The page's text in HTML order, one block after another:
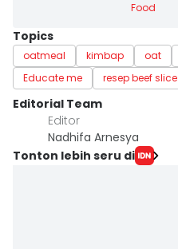
Food
Topics
oatmeal kimbap oat
Educate me
resep beef slice
Editorial Team
Editor
Nadhifa Arnesya
Tonton lebih seru di